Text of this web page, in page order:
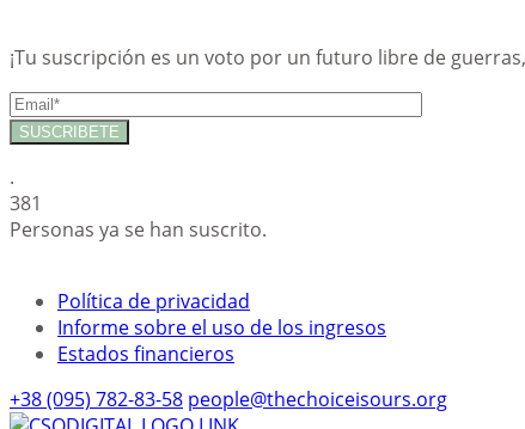
¡Tu suscripción es un voto por un futuro libre de
.
381
Personas ya se han suscrito.
Política de privacidad
Informe sobre el uso de los ingresos
Estados financieros
+38 (095) 782-83-58 people@thechoiceisours.org